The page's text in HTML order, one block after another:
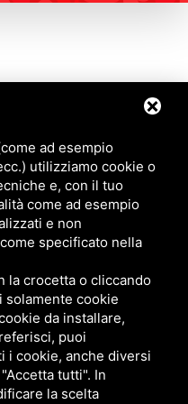
ad esempio
utilizziamo cookie o
e, con il tuo
come ad esempio
e non
specificato nella
la crocetta o cliccando
solamente cookie
da installare,
puoi
i cookie, anche diversi
tutti". In
la scelta
(FC)
Annunci
Blog
Contatti